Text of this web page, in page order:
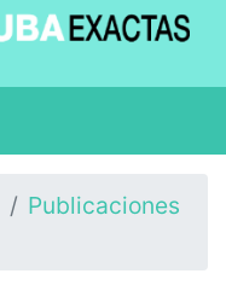
Publicaciones